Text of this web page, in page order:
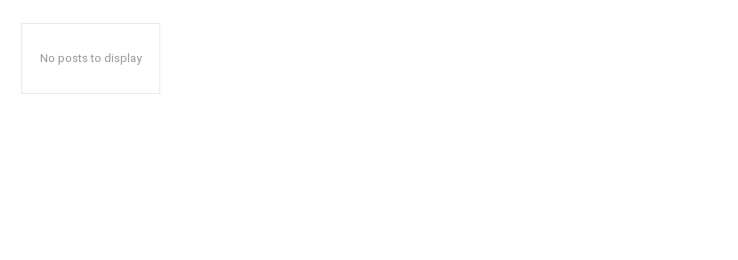
No posts to display